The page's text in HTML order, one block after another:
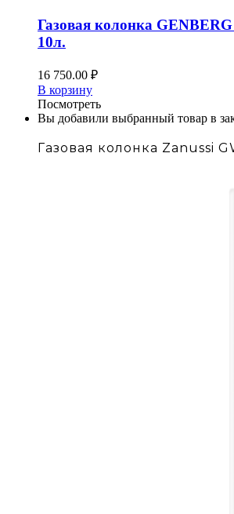
Газовая колонка
10л.
16 750.00 ₽
В корзину
Посмотреть
Вы добавили выбранный товар в
Газовая колонка Zanussi